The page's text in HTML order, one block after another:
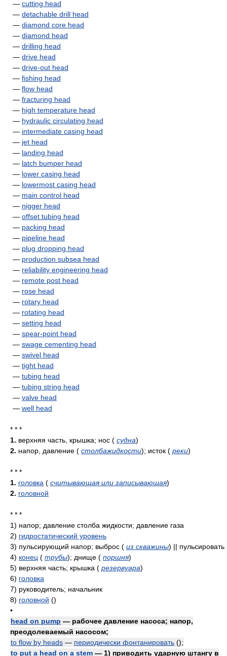
— cutting head
— detachable drill head
— diamond core head
— diamond head
— drilling head
— drive head
— drive-out head
— fishing head
— flow head
— fracturing head
— high temperature head
— hydraulic circulating head
— intermediate casing head
— jet head
— landing head
— latch bumper head
— lower casing head
— lowermost casing head
— main control head
— nigger head
— offset tubing head
— packing head
— pipeline head
— plug dropping head
— production subsea head
— reliability engineering head
— remote post head
— rose head
— rotary head
— rotating head
— setting head
— spear-point head
— swage cementing head
— swivel head
— tight head
— tubing head
— tubing string head
— valve head
— well head
* * *
1. верхняя часть, крышка; нос ( судна)
2. напор, давление ( столбажидкости); исток ( реки)
* * *
1. головка ( считывающая или записывающая)
2. головной
* * *
1) напор; давление столба жидкости; давление газа
2) гидростатический уровень
3) пульсирующий напор; выброс ( из скважины) || пульсировать
4) конец ( трубы); днище ( поршня)
5) верхняя часть; крышка ( резервуара)
6) головка
7) руководитель; начальник
8) головной ()
•
head on pump — рабочее давление насоса; напор,
преодолеваемый насосом;
to flow by heads — периодически фонтанировать ();
to put a head on a stem — 1) приводить ударную штангу в